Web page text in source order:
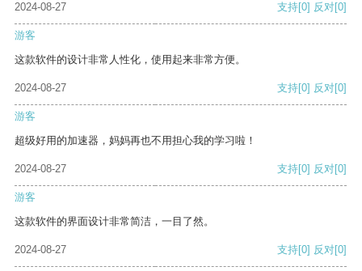
2024-08-27 支持[0] 反对[0]
游客
这款软件的设计非常人性化，使用起来非常方便。
2024-08-27 支持[0] 反对[0]
游客
超级好用的加速器，妈妈再也不用担心我的学习啦！
2024-08-27 支持[0] 反对[0]
游客
这款软件的界面设计非常简洁，一目了然。
2024-08-27 支持[0] 反对[0]